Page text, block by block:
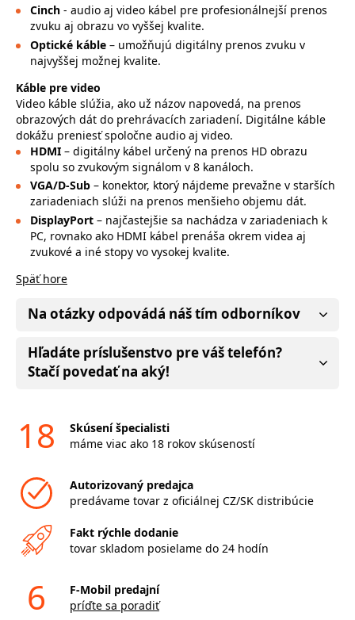
Cinch - audio aj video kábel pre profesionálnejší prenos
zvuku aj obrazu vo vyššej kvalite.
Optické káble – umožňujú digitálny prenos zvuku v
najvyššej možnej kvalite.
Káble pre video
Video káble slúžia, ako už názov napovedá, na prenos
obrazových dát do prehrávacích zariadení. Digitálne káble
dokážu preniesť spoločne audio aj video.
HDMI – digitálny kábel určený na prenos HD obrazu
spolu so zvukovým signálom v 8 kanáloch.
VGA/D-Sub – konektor, ktorý nájdeme prevažne v starších
zariadeniach slúži na prenos menšieho objemu dát.
DisplayPort – najčastejšie sa nachádza v zariadeniach k
PC, rovnako ako HDMI kábel prenáša okrem videa aj
zvukové a iné stopy vo vysokej kvalite.
Späť hore
Na otázky odpovádá náš tím odborníkov
Hľadáte príslušenstvo pre váš telefón?
Stačí povedať na aký!
18
Skúsení špecialisti
máme viac ako 18 rokov skúseností
Autorizovaný predajca
predávame tovar z oficiálnej CZ/SK distribúcie
Fakt rýchle dodanie
tovar skladom posielame do 24 hodín
6
F-Mobil predajní
príďte sa poradiť